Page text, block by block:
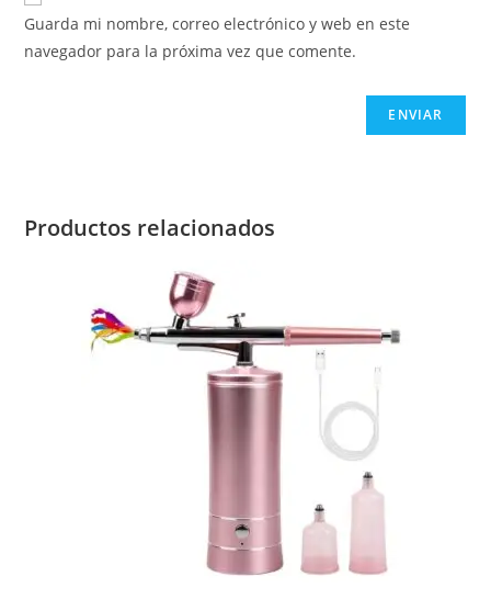
Guarda mi nombre, correo electrónico y web en este
navegador para la próxima vez que comente.
Productos relacionados